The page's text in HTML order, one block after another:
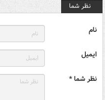
نظر شما
نام
ایمیل
نظر شما *